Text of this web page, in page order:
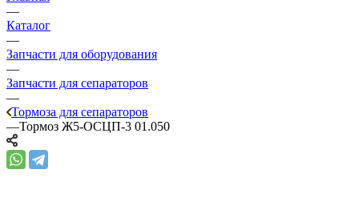
—
Каталог
—
Запчасти для оборудования
—
Запчасти для сепараторов
—
Тормоза для сепараторов
—Тормоз Ж5-ОСЦП-3 01.050